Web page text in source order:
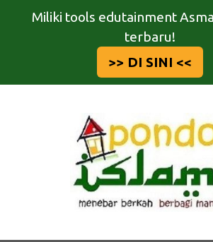
Miliki tools edutainment
terbaru!
>> DI SINI <<